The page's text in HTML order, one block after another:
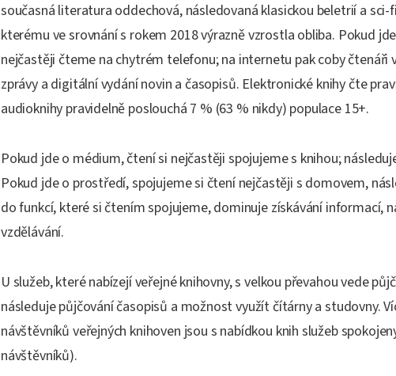
současná literatura oddechová, následovaná klasickou beletrií a
kterému ve srovnání s rokem 2018 výrazně vzrostla obliba. Pokud
nejčastěji čteme na chytrém telefonu; na internetu pak coby čtenáři
zprávy a digitální vydání novin a časopisů. Elektronické knihy čte
audioknihy pravidelně poslouchá 7 % (63 % nikdy) populace 15+.
Pokud jde o médium, čtení si nejčastěji spojujeme s knihou;
Pokud jde o prostředí, spojujeme si čtení nejčastěji s domovem,
do funkcí, které si čtením spojujeme, dominuje získávání informací,
vzdělávání.
U služeb, které nabízejí veřejné knihovny, s velkou převahou vede
následuje půjčování časopisů a možnost využít čítárny a studovny.
návštěvníků veřejných knihoven jsou s nabídkou knih služeb
návštěvníků).